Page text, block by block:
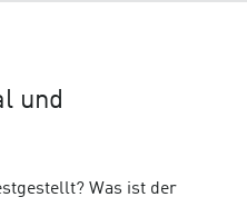
und
Was ist der